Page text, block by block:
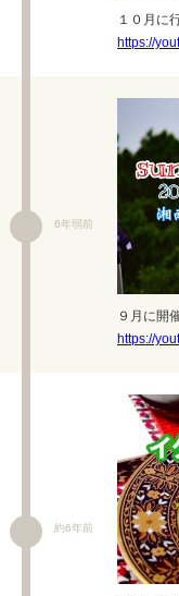
１０月に
https://
6年弱前
９月に開
https://
約6年前